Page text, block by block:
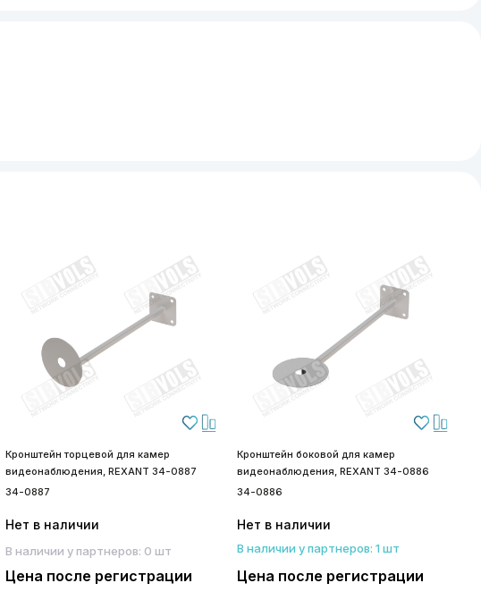
Кронштейн торцевой для камер
видеонаблюдения, REXANT 34-0887
34-0887
Нет в наличии
В наличии у партнеров: 0 шт
Цена после регистрации
Кронштейн боковой для камер
видеонаблюдения, REXANT 34-0886
34-0886
Нет в наличии
В наличии у партнеров: 1 шт
Цена после регистрации